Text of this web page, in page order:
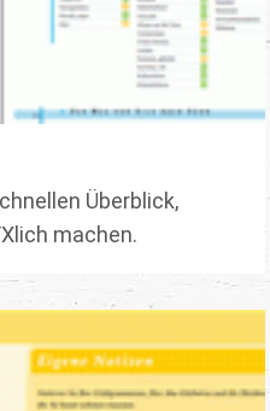
Überblick,
machen.